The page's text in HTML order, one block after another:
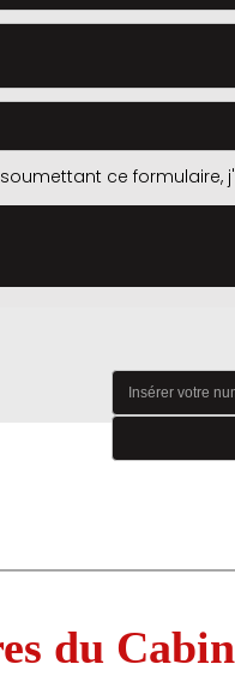
soumettant ce
du